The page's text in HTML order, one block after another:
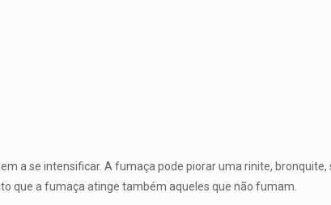
a se intensificar. A fumaça pode piorar uma rinite, bronquite,
que a fumaça atinge também aqueles que não fumam.